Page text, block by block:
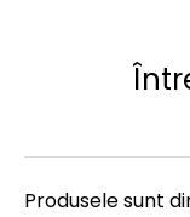
Produsele sunt